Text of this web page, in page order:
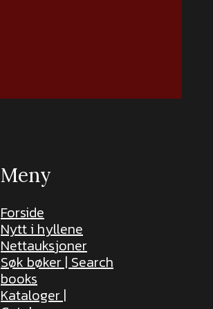
Meny
Forside
Nytt i hyllene
Nettauksjoner
Søk bøker | Search
books
Kataloger |